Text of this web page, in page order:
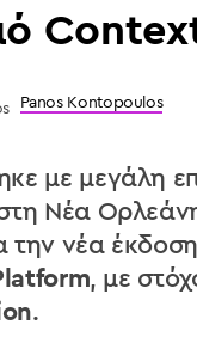
Panos Kontopoulos
με μεγάλη
Νέα
την νέα
, με
.